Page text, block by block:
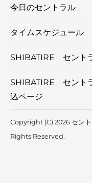
今日のセントラル
タイムスケジュール
SHIBATIRE セント
SHIBATIRE セント
込ページ
Copyright (C) 2026 セン
Rights Reserved.